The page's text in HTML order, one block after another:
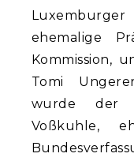
ehemalige
Kommission,
Tomi
wurde der
Voßkuhle,